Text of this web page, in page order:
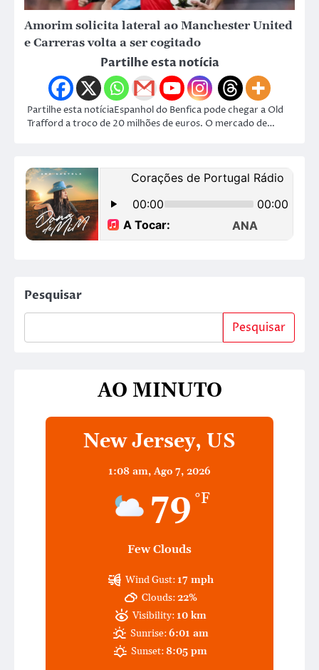
Amorim solicita lateral ao Manchester United
e Carreras volta a ser cogitado
Partilhe esta notícia
Partilhe esta notíciaEspanhol do Benfica pode chegar a Old
Trafford a troco de 20 milhões de euros. O mercado de…
Pesquisar
Pesquisar
AO MINUTO
New Jersey, US
1:08 am, Ago 7, 2026
79 °F
Few Clouds
Wind Gust: 17 mph
Clouds:22%
Visibility: 10 km
Sunrise:6:01 am
Sunset:8:05 pm